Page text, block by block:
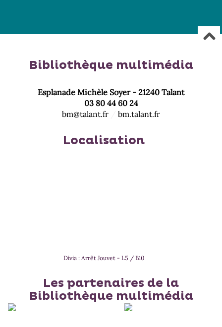
Bibliothèque multimédia
Esplanade Michèle Soyer - 21240 Talant
03 80 44 60 24
bm@talant.fr
bm.talant.fr
Localisation
Divia : Arrêt Jouvet - L5 / B10
Les partenaires de la
Bibliothèque multimédia